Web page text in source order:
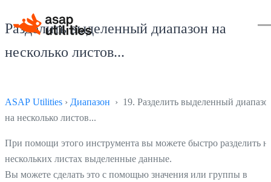
Разделить выделенный диапазон на
несколько листов...
ASAP Utilities › Диапазон › 19. Разделить выделенный
на несколько листов...
При помощи этого инструмента вы можете быстро разделить
нескольких листах выделенные данные.
Вы можете сделать это с помощью значения или группы в